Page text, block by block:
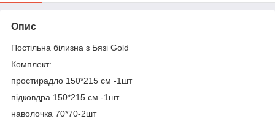
Опис
Постільна білизна з Бязі Gold
Комплект:
простирадло 150*215 см -1шт
підковдра 150*215 см -1шт
наволочка 70*70-2шт